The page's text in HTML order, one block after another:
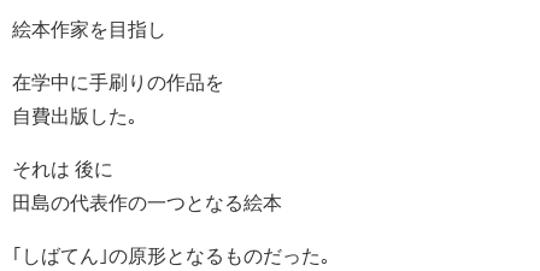
絵本作家を目指し
在学中に手刷りの作品を
自費出版した｡
それは 後に
田島の代表作の一つとなる絵本
｢しばてん｣の原形となるものだった｡